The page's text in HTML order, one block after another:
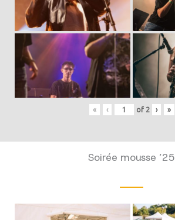
« ‹ of 2 › »
Soirée mousse ’25